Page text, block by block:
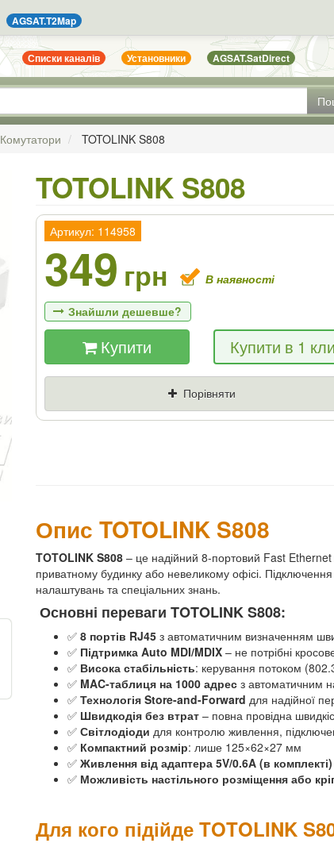
AGSAT.T2Map
Списки каналів Установники AGSAT.SatDirect
Комутатори TOTOLINK S808
TOTOLINK S808
Артикул: 114958
349 грн В наявності
Знайшли дешевше?
Якщо Ви знайдете товар дешевше - ми
знизимо ціну і подаруємо % від різниці
Ціна
Де знайшли (Url
Купити Купити в 1
Порівняти
Опис TOTOLINK S808
TOTOLINK S808 – це надійний 8-портовий Fast
приватному будинку або невеликому офісі.
налаштувань та спеціальних знань.
Основні переваги TOTOLINK S808:
✅ 8 портів RJ45 з автоматичним визначенням
✅ Підтримка Auto MDI/MDIX – не потрібні
✅ Висока стабільність: керування потоком
✅ MAC-таблиця на 1000 адрес з автоматичним
✅ Технологія Store-and-Forward для надійної
✅ Швидкодія без втрат – повна провідна
✅ Світлодіоди для контролю живлення,
✅ Компактний розмір: лише 125×62×27 мм
✅ Живлення від адаптера 5V/0.6A (в комплекті)
✅ Можливість настільного розміщення або
Для кого підійде TOTOLINK